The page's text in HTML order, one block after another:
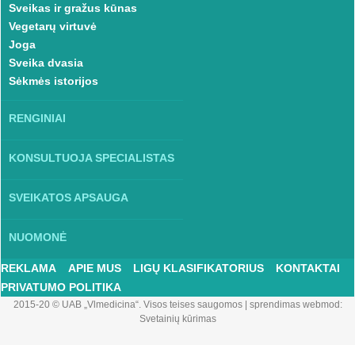
Sveikas ir gražus kūnas
Vegetarų virtuvė
Joga
Sveika dvasia
Sėkmės istorijos
RENGINIAI
KONSULTUOJA SPECIALISTAS
SVEIKATOS APSAUGA
NUOMONĖ
REKLAMA APIE MUS LIGŲ KLASIFIKATORIUS
KONTAKTAI
PRIVATUMO POLITIKA
2015-20 © UAB „Vlmedicina“. Visos teises saugomos| sprendimas webmod:
Svetainių kūrimas